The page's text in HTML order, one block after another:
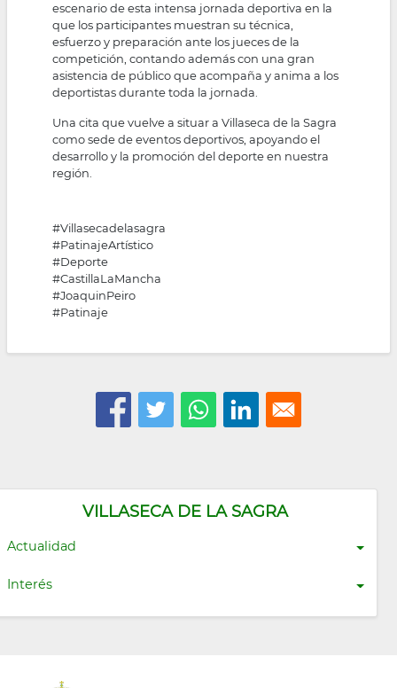
VILLASECA DE LA SAGRA
Actualidad
Interés
escenario de esta intensa jornada deportiva en la
que los participantes muestran su técnica,
esfuerzo y preparación ante los jueces de la
competición, contando además con una gran
asistencia de público que acompaña y anima a los
deportistas durante toda la jornada.
Una cita que vuelve a situar a Villaseca de la Sagra
como sede de eventos deportivos, apoyando el
desarrollo y la promoción del deporte en nuestra
región.
#Villasecadelasagra
#PatinajeArtístico
#Deporte
#CastillaLaMancha
#JoaquinPeiro
#Patinaje